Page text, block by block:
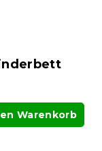
Warenkorb